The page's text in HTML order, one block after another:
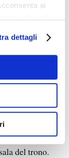
ai
dettagli
simile
archi del
stanza degli
sinistra).
stanza degli
del trono.